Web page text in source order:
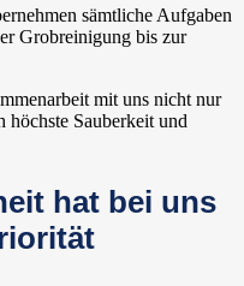
sämtliche Aufgaben
Grobreinigung bis zur
mit uns nicht nur
höchste Sauberkeit und
hat bei uns